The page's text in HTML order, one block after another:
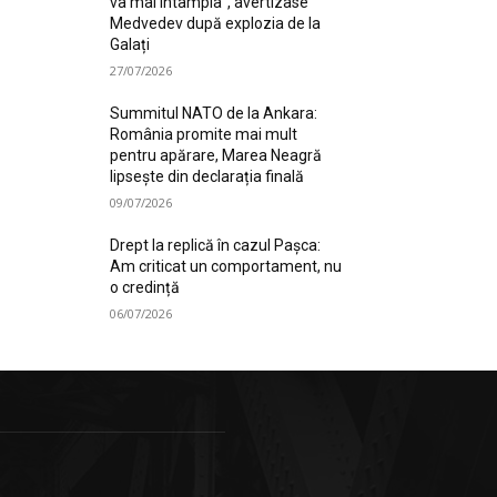
Medvedev după explozia de la
Galați
27/07/2026
Summitul NATO de la Ankara:
România promite mai mult
pentru apărare, Marea Neagră
lipsește din declarația finală
09/07/2026
Drept la replică în cazul Pașca:
Am criticat un comportament, nu
o credință
06/07/2026